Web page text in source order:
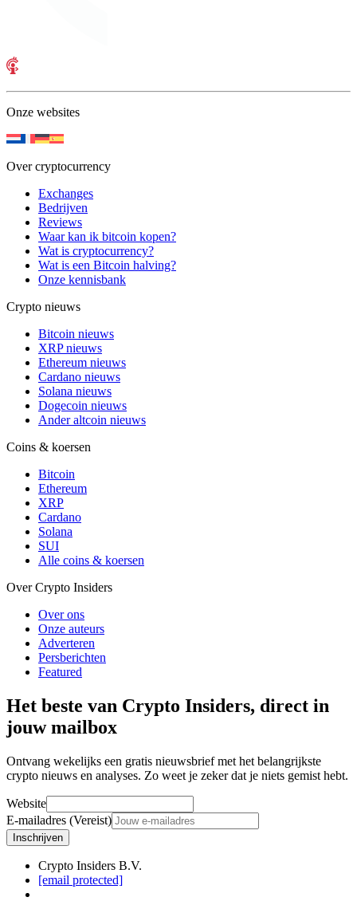
Onze websites
Over cryptocurrency
Exchanges
Bedrijven
Reviews
Waar kan ik bitcoin kopen?
Wat is cryptocurrency?
Wat is een Bitcoin halving?
Onze kennisbank
Crypto nieuws
Bitcoin nieuws
XRP nieuws
Ethereum nieuws
Cardano nieuws
Solana nieuws
Dogecoin nieuws
Ander altcoin nieuws
Coins & koersen
Bitcoin
Ethereum
XRP
Cardano
Solana
SUI
Alle coins & koersen
Over Crypto Insiders
Over ons
Onze auteurs
Adverteren
Persberichten
Featured
Het beste van Crypto Insiders, direct in
jouw mailbox
Ontvang wekelijks een gratis nieuwsbrief met het belangrijkste
crypto nieuws en analyses. Zo weet je zeker dat je niets gemist hebt.
Website
E-mailadres (Vereist)
Inschrijven
Crypto Insiders B.V.
[email protected]